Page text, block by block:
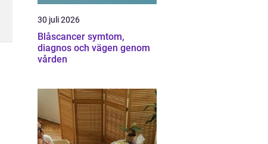
30 juli 2026
Blåscancer symtom,
diagnos och vägen genom
vården